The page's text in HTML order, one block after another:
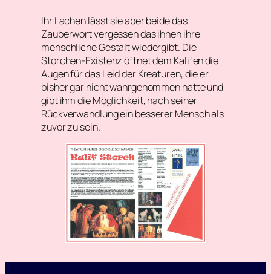
Ihr Lachen lässt sie aber beide das
Zauberwort vergessen das ihnen ihre
menschliche Gestalt wiedergibt. Die
Storchen-Existenz öffnet dem Kalifen die
Augen für das Leid der Kreaturen, die er
bisher gar nicht wahrgenommen hatte und
gibt ihm die Möglichkeit, nach seiner
Rückverwandlung ein besserer Mensch als
zuvor zu sein.